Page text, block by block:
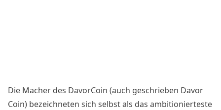
Die Macher des DavorCoin (auch geschrieben Davor
Coin) bezeichneten sich selbst als das ambitionierteste